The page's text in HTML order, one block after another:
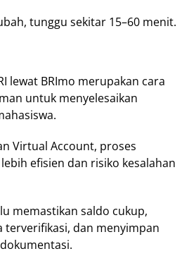
tunggu sekitar 15–60 menit.
lewat BRImo merupakan cara
untuk menyelesaikan
Virtual Account, proses
efisien dan risiko kesalahan
memastikan saldo cukup,
terverifikasi, dan menyimpan